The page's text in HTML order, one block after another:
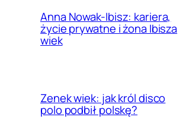
Anna Nowak-Ibisz: kariera,
życie prywatne i żona Ibisza
wiek
Zenek wiek: jak król disco
polo podbił polskę?